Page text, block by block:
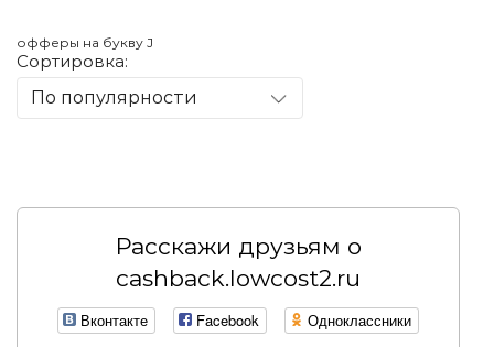
офферы на букву J
Сортировка:
По популярности
Расскажи друзьям о
cashback.lowcost2.ru
Вконтакте Facebook
Одноклассники